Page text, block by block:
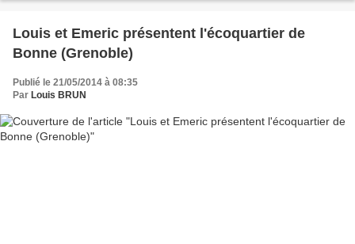
Louis et Emeric présentent l'écoquartier de
Bonne (Grenoble)
Publié le 21/05/2014 à 08:35
Par Louis BRUN